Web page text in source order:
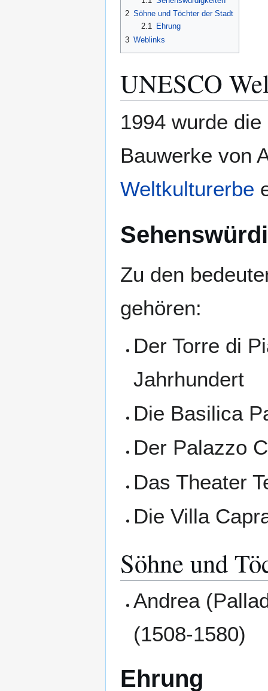
2 Söhne und Töchter der Stadt
2.1
Ehrung
3 Weblinks
UNESCO
1994 wurde
Bauwerke von
Weltkulturerbe
Zu den
gehören:
Der Torre di
Jahrhundert
Die Basilica
Der Palazzo
Das Theater
Die Villa
Söhne und
Andrea
(1508-1580)
Ehrung